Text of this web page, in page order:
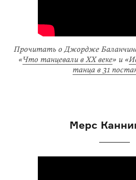
Прочитать о Джордже
«Что танцевали в XX веке» и «
танца в 31
Мерс